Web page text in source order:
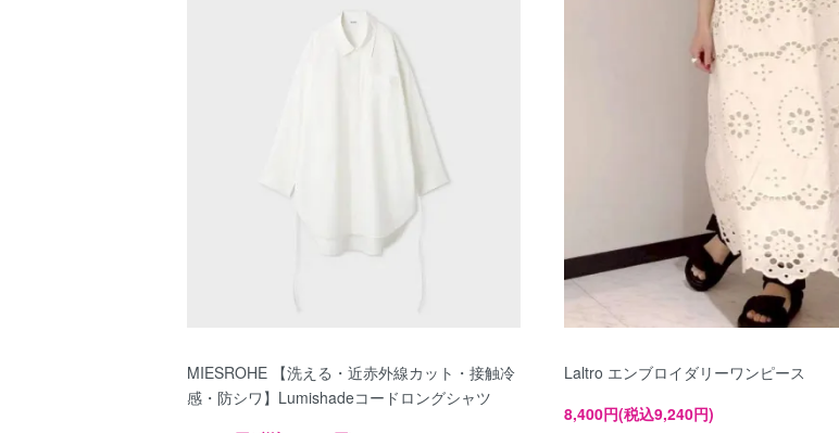
MIESROHE 【洗える・近赤外線カット・接触冷
感・防シワ】Lumishadeコードロングシャツ
Laltro エンブロイダリーワンピース
8,400円(税込9,240円)